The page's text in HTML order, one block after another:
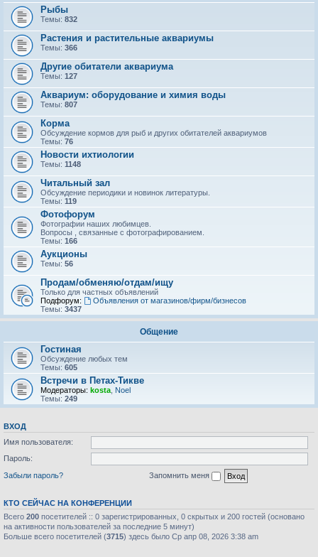
Рыбы
Темы: 832
Растения и растительные аквариумы
Темы: 366
Другие обитатели аквариума
Темы: 127
Аквариум: оборудование и химия воды
Темы: 807
Корма
Обсуждение кормов для рыб и других обитателей аквариумов
Темы: 76
Новости ихтиологии
Темы: 1148
Читальный зал
Обсуждение периодики и новинок литературы.
Темы: 119
Фотофорум
Фотографии наших любимцев.
Вопросы , связанные с фотографированием.
Темы: 166
Аукционы
Темы: 56
Продам/обменяю/отдам/ищу
Только для частных объявлений
Подфорум:
Объявления от магазинов/фирм/бизнесов
Темы: 3437
Общение
Гостиная
Обсуждение любых тем
Темы: 605
Встречи в Петах-Тикве
Модераторы: kosta Noel
Темы: 249
ВХОД
Имя пользователя:
Пароль:
Забыли пароль?
Запомнить меня
КТО СЕЙЧАС НА КОНФЕРЕНЦИИ
Всего 200 посетителей :: 0 зарегистрированных, 0 скрытых и 200 гостей (основано
на активности пользователей за последние 5 минут)
Больше всего посетителей (3715) здесь было Ср апр 08, 2026 3:38 am